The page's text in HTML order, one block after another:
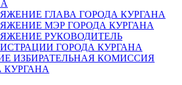
ГЛАВА ГОРОДА КУРГАНА
МЭР ГОРОДА КУРГАНА
РУКОВОДИТЕЛЬ
ГОРОДА КУРГАНА
ИЗБИРАТЕЛЬНАЯ КОМИССИЯ
КУРГАНА